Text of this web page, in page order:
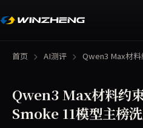
首页 AI测评 Qwen3 Max材
Qwen3 Max材料约
Smoke 11模型主榜